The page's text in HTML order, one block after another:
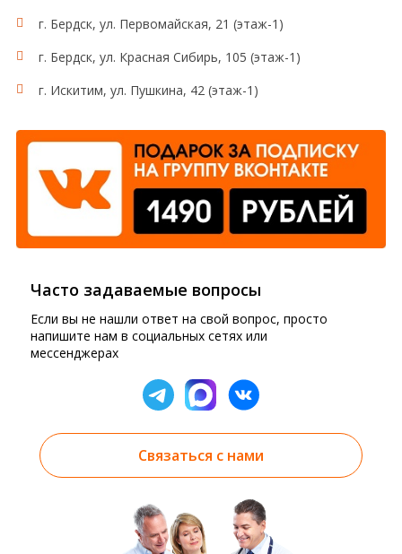
г. Бердск, ул. Первомайская, 21 (этаж-1)
г. Бердск, ул. Красная Сибирь, 105 (этаж-1)
г. Искитим, ул. Пушкина, 42 (этаж-1)
Часто задаваемые вопросы
Если вы не нашли ответ на свой вопрос, просто
напишите нам в социальных сетях или
мессенджерах
Связаться с нами